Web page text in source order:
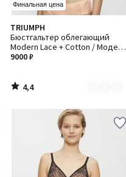
Финальная цена
TRIUMPH
Бюстгальтер облегающий
Modern Lace + Cotton / Модерн
Лейс + Коттон
9000 ₽
4,4
/ 5
Количество
цветов:
2
4,4
/